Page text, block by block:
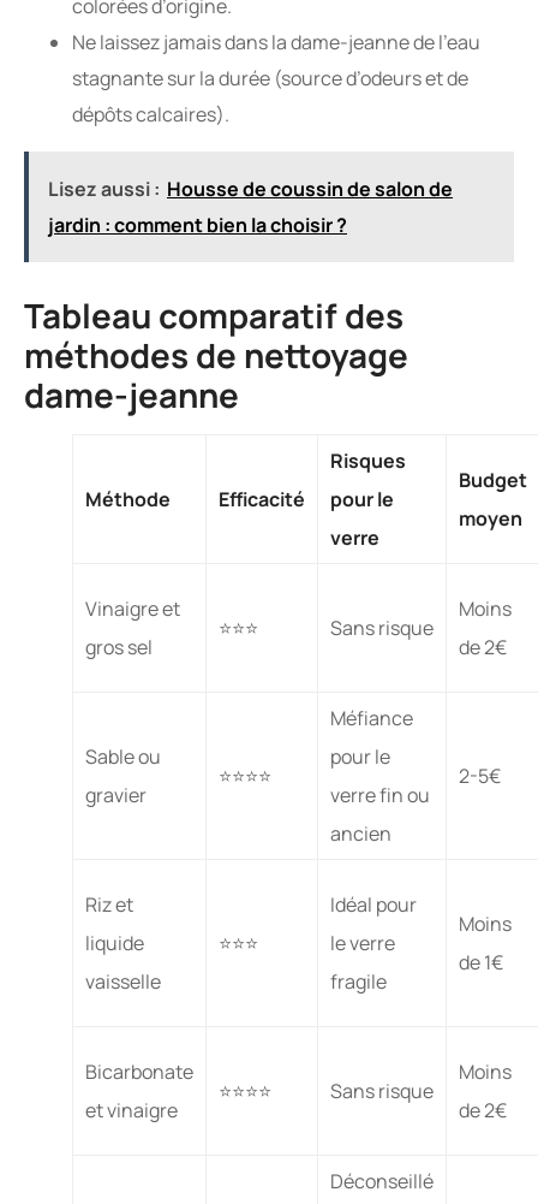
colorées d’origine.
Ne laissez jamais dans la dame-jeanne de l’eau
stagnante sur la durée (source d’odeurs et de
dépôts calcaires).
Lisez aussi : Housse de coussin de salon de
jardin : comment bien la choisir ?
Tableau comparatif des
méthodes de nettoyage
dame-jeanne
Méthode Efficacité
Risques
pour le
verre
Budget
moyen
Vinaigre et
gros sel
⭐⭐⭐ Sans risque
Moins
de 2€
Sable ou
gravier
⭐⭐⭐⭐
Méfiance
pour le
verre fin ou
ancien
2-5€
Riz et
liquide
vaisselle
⭐⭐⭐
Idéal pour
le verre
fragile
Moins
de 1€
Bicarbonate
et vinaigre
⭐⭐⭐⭐ Sans risque
Moins
de 2€
Déconseillé